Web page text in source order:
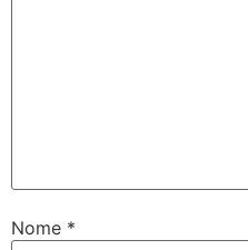
Nome *